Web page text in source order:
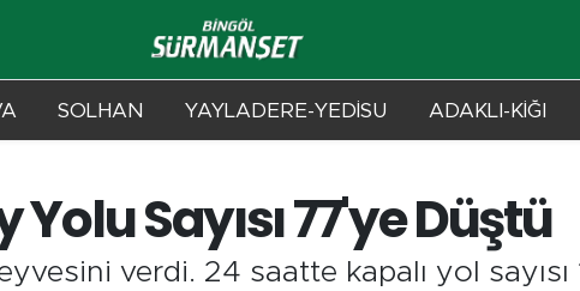
SOLHAN YAYLADERE-YEDİSU ADAKLI-KİĞI
Sayısı 77'ye Düştü
verdi. 24 saatte kapalı yol sayısı